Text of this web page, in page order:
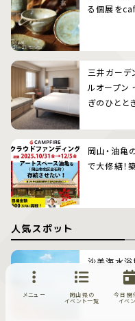
る個展を
三井ガー
ルオープン
ぎのひとと
岡山・油亀
で大修繕！
人気スポット
沙美海水浴
メニュー
岡山県の
イベント一覧
今日開
イベ